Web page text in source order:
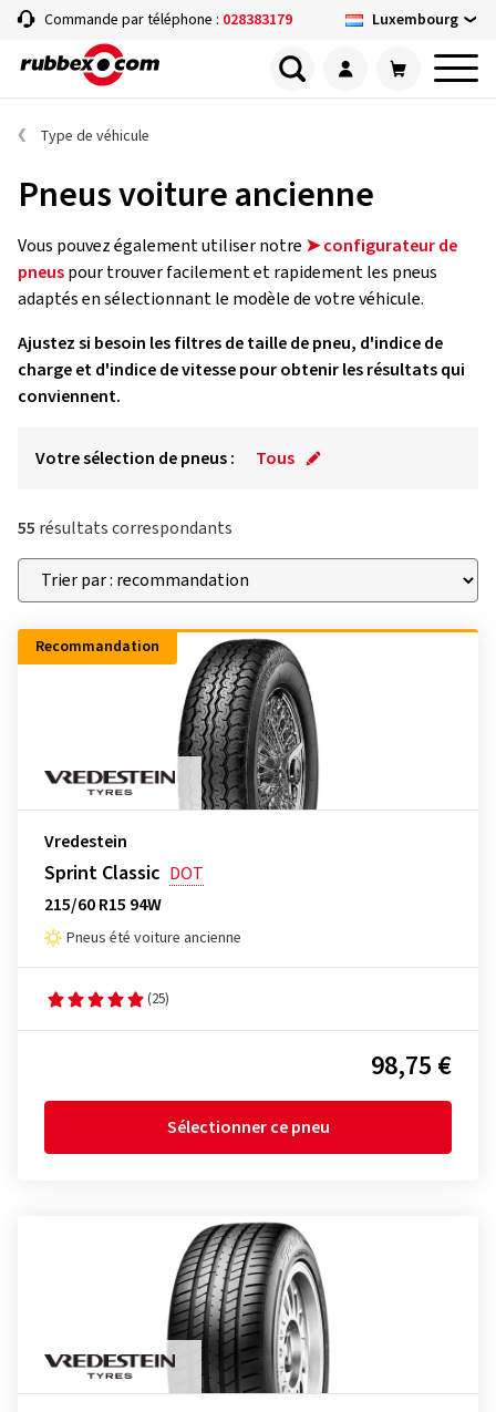
Commande par téléphone : 028383179 Luxembourg
Type de véhicule
Pneus voiture ancienne
Vous pouvez également utiliser notre ➤ configurateur de
pneuspour trouver facilement et rapidement les pneus
adaptés en sélectionnant le modèle de votre véhicule.
Ajustez si besoin les filtres de taille de pneu, d'indice de
charge et d'indice de vitesse pour obtenir les résultats qui
conviennent.
Votre sélection de pneus : Tous
55 résultats correspondants
Recommandation
Vredestein
Sprint Classic DOT
215/60 R15 94W
Pneus été voiture ancienne
(25)
98,75 €
Sélectionner ce pneu